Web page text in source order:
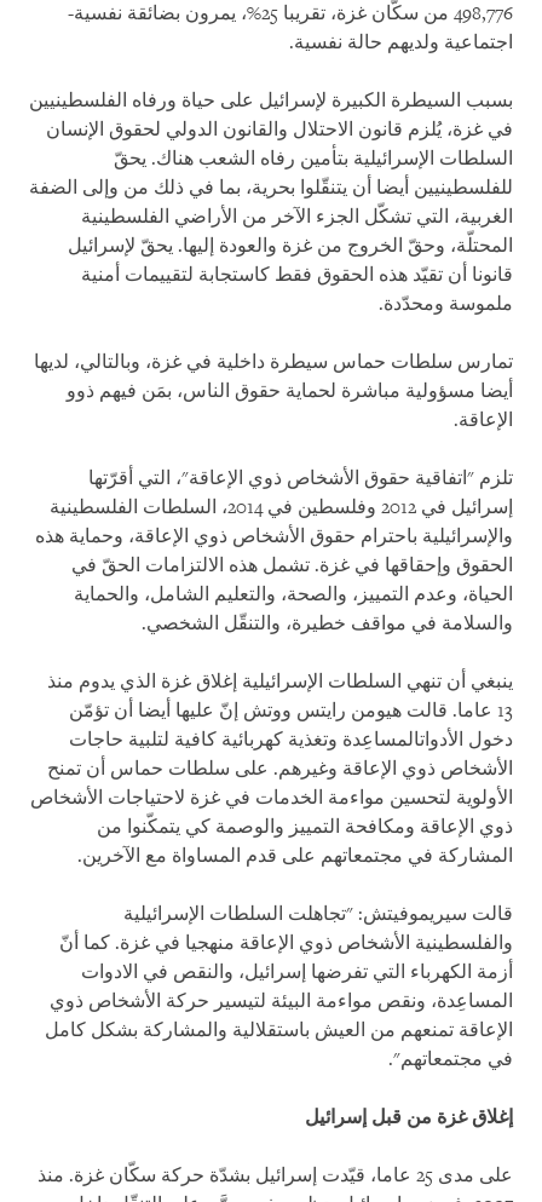
498,776 من سكّان غزة، تقريبا 25%، يمرون بضائقة نفسية-
اجتماعية ولديهم حالة نفسية.
بسبب السيطرة الكبيرة لإسرائيل على حياة ورفاه الفلسطينيين
في غزة، يُلزم قانون الاحتلال والقانون الدولي لحقوق الإنسان
السلطات الإسرائيلية بتأمين رفاه الشعب هناك. يحقّ
للفلسطينيين أيضا أن يتنقّلوا بحرية، بما في ذلك من وإلى الضفة
الغربية، التي تشكّل الجزء الآخر من الأراضي الفلسطينية
المحتلّة، وحقّ الخروج من غزة والعودة إليها. يحقّ لإسرائيل
قانونا أن تقيّد هذه الحقوق فقط كاستجابة لتقييمات أمنية
ملموسة ومحدّدة.
تمارس سلطات حماس سيطرة داخلية في غزة، وبالتالي، لديها
أيضا مسؤولية مباشرة لحماية حقوق الناس، بمَن فيهم ذوو
الإعاقة.
تلزم "اتفاقية حقوق الأشخاص ذوي الإعاقة"، التي أقرّتها
إسرائيل في 2012 وفلسطين في 2014، السلطات الفلسطينية
والإسرائيلية باحترام حقوق الأشخاص ذوي الإعاقة، وحماية هذه
الحقوق وإحقاقها في غزة. تشمل هذه الالتزامات الحقّ في
الحياة، وعدم التمييز، والصحة، والتعليم الشامل، والحماية
والسلامة في مواقف خطيرة، والتنقّل الشخصي.
ينبغي أن تنهي السلطات الإسرائيلية إغلاق غزة الذي يدوم منذ
13 عاما. قالت هيومن رايتس ووتش إنّ عليها أيضا أن تؤمّن
دخول الأدواتالمساعِدة وتغذية كهربائية كافية لتلبية حاجات
الأشخاص ذوي الإعاقة وغيرهم. على سلطات حماس أن تمنح
الأولوية لتحسين مواءمة الخدمات في غزة لاحتياجات الأشخاص
ذوي الإعاقة ومكافحة التمييز والوصمة كي يتمكّنوا من
المشاركة في مجتمعاتهم على قدم المساواة مع الآخرين.
قالت سيريموفيتش: "تجاهلت السلطات الإسرائيلية
والفلسطينية الأشخاص ذوي الإعاقة منهجيا في غزة. كما أنّ
أزمة الكهرباء التي تفرضها إسرائيل، والنقص في الادوات
المساعِدة، ونقص مواءمة البيئة لتيسير حركة الأشخاص ذوي
الإعاقة تمنعهم من العيش باستقلالية والمشاركة بشكل كامل
في مجتمعاتهم".
إغلاق غزة من قبل إسرائيل
على مدى 25 عاما، قيّدت إسرائيل بشدّة حركة سكّان غزة. منذ